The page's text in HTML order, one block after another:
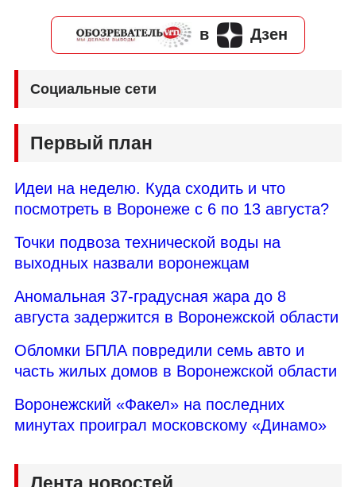
в Дзен
Социальные сети
Первый план
Идеи на неделю. Куда сходить и что
посмотреть в Воронеже с 6 по 13 августа?
Точки подвоза технической воды на
выходных назвали воронежцам
Аномальная 37-градусная жара до 8
августа задержится в Воронежской области
Обломки БПЛА повредили семь авто и
часть жилых домов в Воронежской области
Воронежский «Факел» на последних
минутах проиграл московскому «Динамо»
Лента новостей